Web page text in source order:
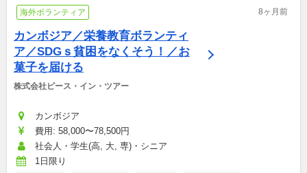
海外ボランティア 8ヶ月前
カンボジア／栄養教育ボランティ
ア／SDGｓ貧困をなくそう！／お
菓子を届ける
株式会社ピース・イン・ツアー
カンボジア
費用: 58,000〜78,500円
社会人・学生(高, 大, 専)・シニア
1日限り